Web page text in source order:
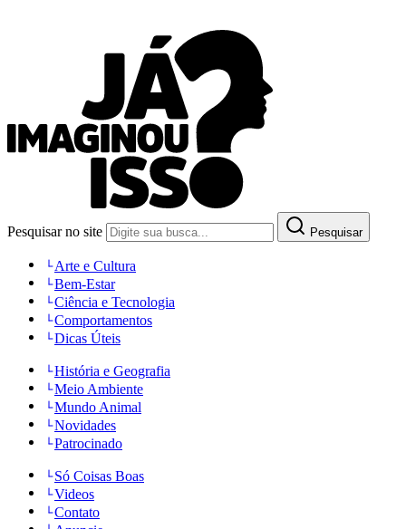
Pesquisar no site Pesquisar
Arte e Cultura
Bem-Estar
Ciência e Tecnologia
Comportamentos
Dicas Úteis
História e Geografia
Meio Ambiente
Mundo Animal
Novidades
Patrocinado
Só Coisas Boas
Videos
Contato